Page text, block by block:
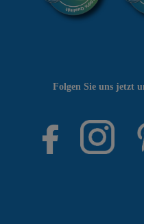
Folgen Sie uns jetzt